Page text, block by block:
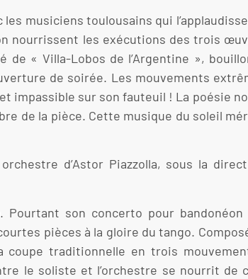
musiciens toulousains qui
nourrissent les exécutions des trois
« Villa-Lobos de l’Argentine »,
de soirée. Les mouvements
impassible sur son fauteuil ! La poésie
de la pièce. Cette musique du soleil
d’Astor Piazzolla, sous la
son concerto pour
pièces à la gloire du tango.
traditionnelle en trois
le soliste et l’orchestre se nourrit